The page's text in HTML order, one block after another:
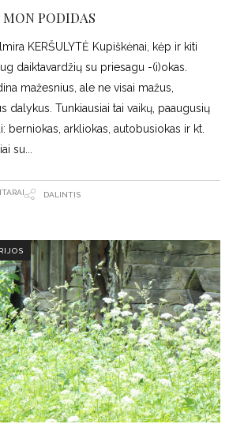
MON PODIDAS
KERŠULYTĖ Kupiškėnai, kėp ir kiti
daiktavardžių su priesagu -(i)okas.
mažesnius, ale ne visai mažus,
dalykus. Tunkiausiai tai vaikų, paaugusių
berniokas, arkliokas, autobusiokas ir kt.
su
DALINTIS